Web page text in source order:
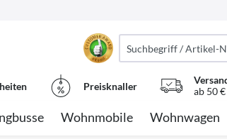
Preisknaller
ab 50
Wohnmobile Wohnwagen